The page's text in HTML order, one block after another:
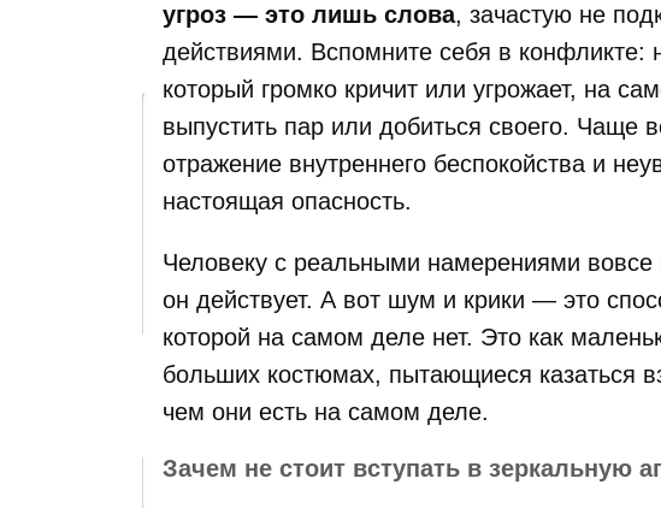
угроз — это лишь слова, зачастую не
действиями. Вспомните себя в конфликте:
который громко кричит или угрожает, на
выпустить пар или добиться своего. Чаще
отражение внутреннего беспокойства и
настоящая опасность.
Человеку с реальными намерениями
он действует. А вот шум и крики — это
которой на самом деле нет. Это как
больших костюмах, пытающиеся казаться
чем они есть на самом деле.
Зачем не стоит вступать в зеркальную